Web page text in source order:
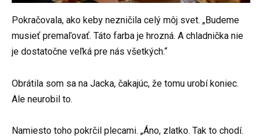
Pokračovala, ako keby nezničila celý môj svet. „Budeme
musieť premaľovať. Táto farba je hrozná. A chladnička nie
je dostatočne veľká pre nás všetkých.“
Obrátila som sa na Jacka, čakajúc, že tomu urobí koniec.
Ale neurobil to.
Namiesto toho pokrčil plecami. „Áno, zlatko. Tak to chodí.